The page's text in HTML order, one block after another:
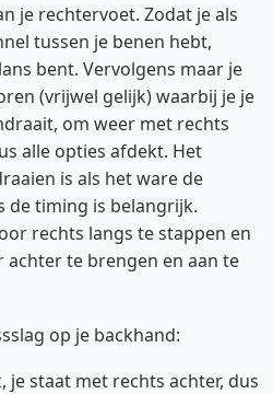
je rechtervoet. Zodat je als
tussen je benen hebt,
bent. Vervolgens maar je
(vrijwel gelijk) waarbij je je
om weer met rechts
alle opties afdekt. Het
is als het ware de
de timing is belangrijk.
rechts langs te stappen en
achter te brengen en aan te
op je backhand:
je staat met rechts achter, dus